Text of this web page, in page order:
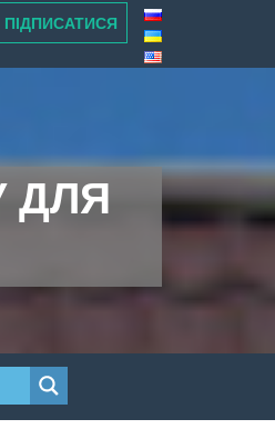
ПІДПИСАТИСЯ
ДЛЯ